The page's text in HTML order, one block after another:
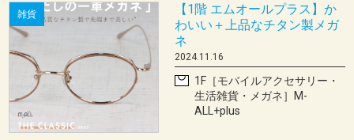
雑貨
【1階 エムオールプラス】か
わいい＋上品なチタン製メガ
ネ
2024.11.16
1F［モバイルアクセサリー・
生活雑貨・メガネ］M-
ALL+plus